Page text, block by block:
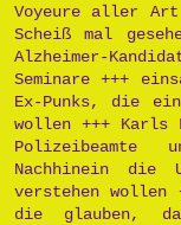
Voyeure aller
Scheiß mal
Alzheimer-
Seminare +++
Ex-Punks, die
wollen +++ Karls
Polizeibeamte
Nachhinein die
verstehen wollen
die glauben,